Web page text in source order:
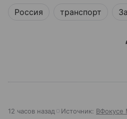
Россия транспорт
12 часов назад Источник: ВФокусе